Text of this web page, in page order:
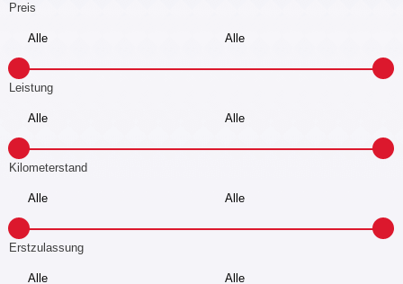
Preis
Leistung
Kilometerstand
Erstzulassung